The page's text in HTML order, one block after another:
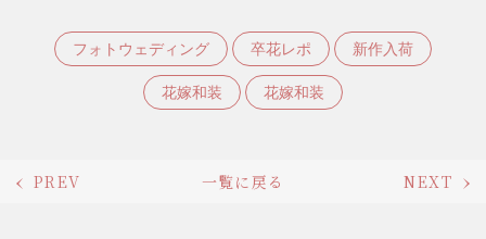
フォトウェディング 卒花レポ 新作入荷
花嫁和装 花嫁和装
PREV 一覧に戻る NEXT